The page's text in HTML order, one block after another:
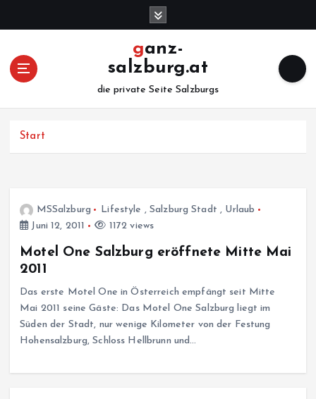
ganz-
salzburg.at
die private Seite Salzburgs
Start
MSSalzburg Lifestyle , Salzburg Stadt , Urlaub
Juni 12, 2011
1172 views
Motel One Salzburg eröffnete Mitte Mai
2011
Das erste Motel One in Österreich empfängt seit Mitte
Mai 2011 seine Gäste: Das Motel One Salzburg liegt im
Süden der Stadt, nur wenige Kilometer von der Festung
Hohensalzburg, Schloss Hellbrunn und…